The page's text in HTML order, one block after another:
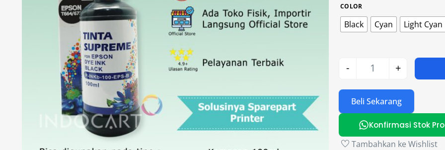
COLOR
Black Cyan Light Cyan
- +
Beli Sekarang
Konfirmasi Stok
Tambahkan ke Wishlist